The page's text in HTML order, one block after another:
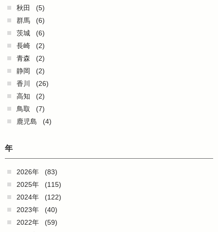
秋田
(5)
群馬
(6)
茨城
(6)
長崎
(2)
青森
(2)
静岡
(2)
香川
(26)
高知
(2)
鳥取
(7)
鹿児島
(4)
年
2026年
(83)
2025年
(115)
2024年
(122)
2023年
(40)
2022年
(59)